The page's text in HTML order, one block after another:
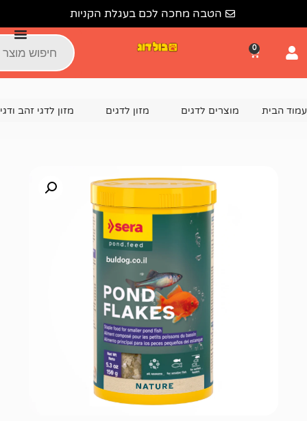
הטבה מחכה לכם בעגלת הקניות
לדגים מזון לדגים מזון לדגי זהב ודגי בריכה סרה